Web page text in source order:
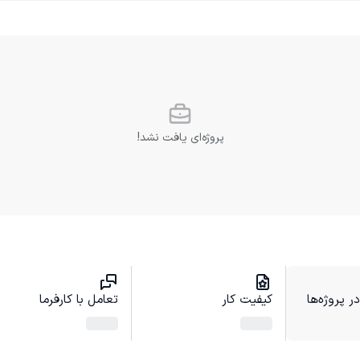
پروژه‌ای یافت نشد!
پروژه‌ها کیفیت کار تعامل با کارفرما